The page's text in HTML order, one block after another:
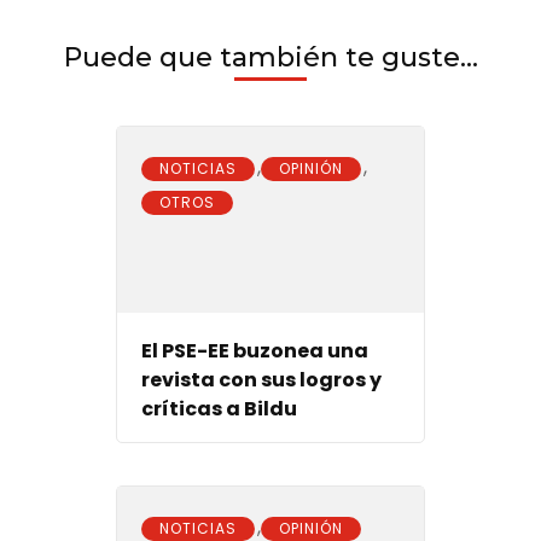
Puede que también te guste...
NOTICIAS , OPINIÓN ,
OTROS
El PSE-EE buzonea una
revista con sus logros y
críticas a Bildu
NOTICIAS , OPINIÓN